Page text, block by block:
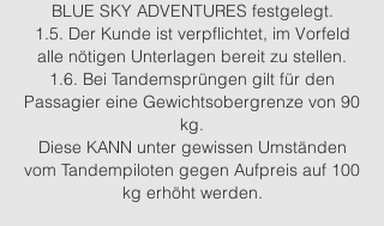
BLUE SKY ADVENTURES festgelegt.
1.5. Der Kunde ist verpflichtet, im Vorfeld
alle nötigen Unterlagen bereit zu stellen.
1.6. Bei Tandemsprüngen gilt für den
Passagier eine Gewichtsobergrenze von 90
kg.
Diese KANN unter gewissen Umständen
vom Tandempiloten gegen Aufpreis auf 100
kg erhöht werden.